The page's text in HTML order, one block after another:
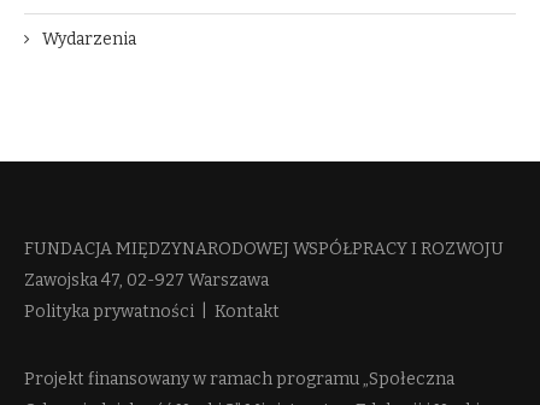
Wydarzenia
FUNDACJA MIĘDZYNARODOWEJ WSPÓŁPRACY I ROZWOJU​
Zawojska 47, 02-927 Warszawa
Polityka prywatności
Kontakt
Projekt finansowany w ramach programu „Społeczna